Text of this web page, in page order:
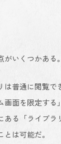
いくつかある。
は普通に閲覧で
画面を限定する
ある「ライブラ
は可能だ。